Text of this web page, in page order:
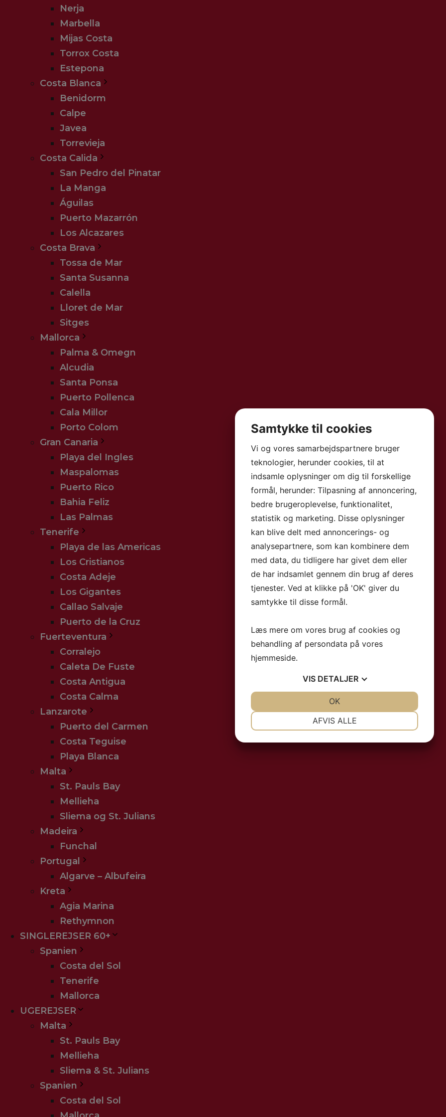
Nerja
Marbella
Mijas Costa
Torrox Costa
Estepona
Costa Blanca
Benidorm
Calpe
Javea
Torrevieja
Costa Calida
San Pedro del Pinatar
La Manga
Águilas
Puerto Mazarrón
Los Alcazares
Costa Brava
Tossa de Mar
Santa Susanna
Calella
Lloret de Mar
Sitges
Mallorca
Palma & Omegn
Alcudia
Santa Ponsa
Puerto Pollenca
Cala Millor
Porto Colom
Gran Canaria
Playa del Ingles
Maspalomas
Puerto Rico
Bahia Feliz
Las Palmas
Tenerife
Playa de las Americas
Los Cristianos
Costa Adeje
Los Gigantes
Callao Salvaje
Puerto de la Cruz
Fuerteventura
Corralejo
Caleta De Fuste
Costa Antigua
Costa Calma
Lanzarote
Puerto del Carmen
Costa Teguise
Playa Blanca
Malta
St. Pauls Bay
Mellieha
Sliema og St. Julians
Madeira
Funchal
Portugal
Algarve – Albufeira
Kreta
Agia Marina
Rethymnon
SINGLEREJSER 60+
Spanien
Costa del Sol
Tenerife
Mallorca
UGEREJSER
Malta
St. Pauls Bay
Mellieha
Sliema & St. Julians
Spanien
Costa del Sol
Turen inkluderer:
Fly Malta direkte t/r
1 x 1 værelses lejlighed m. havudsigt
Morgenmad
Hotel beskrivelse
Lejlighed på promenaden i Sliema - MED HAVUDSIGT
Plaza Regency er et hyggeligt hotel på promenaden i Sliema. Her er der
gåafstand til alt hvad man behøver, der er f.eks. kun 50 meter til nærmeste
restauranter. Hotellet består af 2 hoteller der er forbundet og dermed deler
faciliteter. De fleste steder på Plaza Regency kan man se vandet og deres
tagterrasse er et af de bedste udsigts steder i byen. Vores priser er baseret
på ophold i hotellets lejligheder og med havudsigt inkluderet.
Værelser:Med Hjerting Rejser er opholdet på Plaza Regency i deres 1
værelses lejlighed med havudsigt. Lejlighederne er rummelige og lyst
indrettet. De har alle køkkenniche med kogeplader, mikroovn, køleskab,
elkedel, brødrister samt diverse service. Herudover har alle lejlighederne
aircondition, tv, telefon, safetybox (mod betaling) samt badeværelse med
hårtørrer. Der er mulighed for internet i lejlighederne. Alle lejlighederne har
møbleret balkon.
Faciliteter:reception, elevator, swimmingpool, indendørs swimmingpool,
jacuzzi, restaurant, bar, cafe, poolbar og internethjørne.
OBS:Opvarmet pool er indendørs
Afrejsedatoer
KØBENHAVN
31-10-2026
Navn (skal udfyldes)
(skal udfyldes)
Telefon (skal udfyldes)
Samtykke til cookies
Vi og vores samarbejdspartnere bruger
teknologier, herunder cookies, til at
indsamle oplysninger om dig til forskellige
formål, herunder: Tilpasning af annoncering,
bedre brugeroplevelse, funktionalitet,
statistik og marketing. Disse oplysninger
kan blive delt med annoncerings- og
analysepartnere, som kan kombinere dem
med data, du tidligere har givet dem eller
de har indsamlet gennem din brug af deres
tjenester. Ved at klikke på 'OK' giver du
samtykke til disse formål.
Læs mere om vores brug af cookies og
behandling af persondata på vores
hjemmeside.
VIS DETALJER
AFVIS ALLE
OK